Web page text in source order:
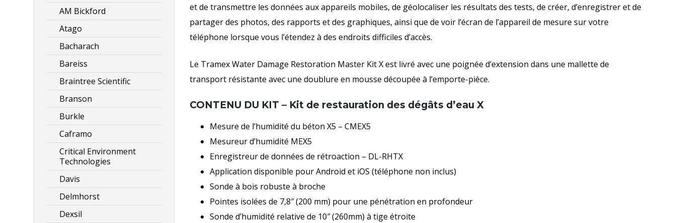
et de transmettre les données aux appareils mobiles, de géolocaliser les résultats des tests, de créer, d’enregistrer et de
partager des photos, des rapports et des graphiques, ainsi que de voir l’écran de l’appareil de mesure sur votre
téléphone lorsque vous l’étendez à des endroits difficiles d’accès.
Le Tramex Water Damage Restoration Master Kit X est livré avec une poignée d’extension dans une mallette de
transport résistante avec une doublure en mousse découpée à l’emporte-pièce.
CONTENU DU KIT – Kit de restauration des dégâts d’eau X
Mesure de l’humidité du béton X5 – CMEX5
Mesureur d’humidité MEX5
Enregistreur de données de rétroaction – DL-RHTX
Application disponible pour Android et iOS (téléphone non inclus)
Sonde à bois robuste à broche
Pointes isolées de 7,8″ (200 mm) pour une pénétration en profondeur
Sonde d’humidité relative de 10″ (260mm) à tige étroite
AM Bickford
Atago
Bacharach
Bareiss
Braintree Scientific
Branson
Burkle
Caframo
Critical Environment
Technologies
Davis
Delmhorst
Dexsil